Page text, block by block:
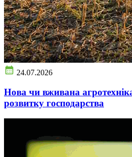
24.07.2026
Нова чи вживана
розвитку господарства